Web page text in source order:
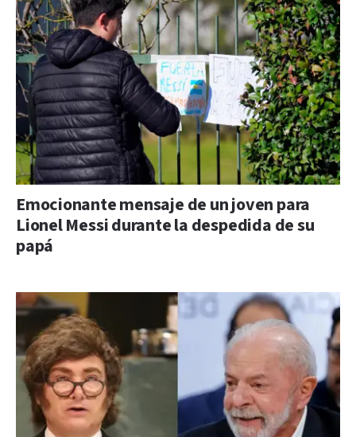
Emocionante mensaje de un joven para
Lionel Messi durante la despedida de su
papá